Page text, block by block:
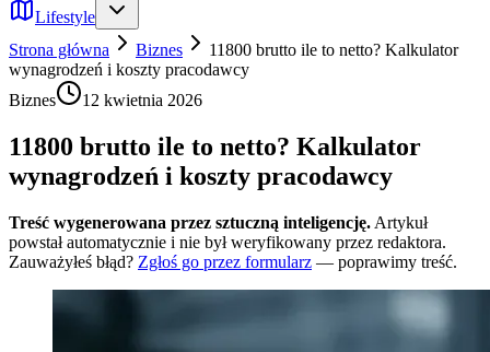
Lifestyle
Strona główna
Biznes
11800 brutto ile to netto? Kalkulator
wynagrodzeń i koszty pracodawcy
Biznes
12 kwietnia 2026
11800 brutto ile to netto? Kalkulator
wynagrodzeń i koszty pracodawcy
Treść wygenerowana przez sztuczną inteligencję. Artykuł
powstał automatycznie i nie był weryfikowany przez redaktora.
Zauważyłeś błąd? Zgłoś go przez formularz — poprawimy treść.